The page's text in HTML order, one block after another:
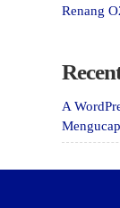
Renang
A